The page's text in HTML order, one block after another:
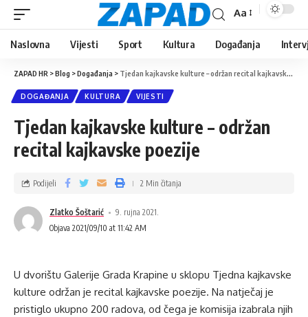
Aa
Naslovna Vijesti Sport Kultura Događanja
ZAPAD HR >Blog >Događanja > Tjedan kajkavske kulture – održan recital kajkavske poezije
DOGAĐANJA KULTURA VIJESTI
Tjedan kajkavske kulture – održan
recital kajkavske poezije
Zlatko Šoštarić
9. rujna 2021.
Objava 2021/09/10 at 11:42 AM
Podijeli 2 Min čitanja
U dvorištu Galerije Grada Krapine u sklopu Tjedna kajkavske
kulture održan je recital kajkavske poezije. Na natječaj je
pristiglo ukupno 200 radova, od čega je komisija izabrala njih